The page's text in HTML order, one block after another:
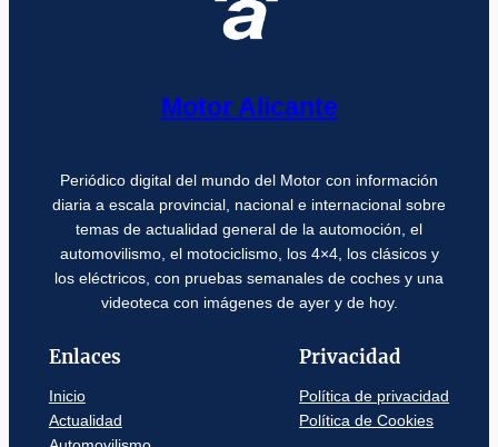
Motor Alicante
Periódico digital del mundo del Motor con información
diaria a escala provincial, nacional e internacional sobre
temas de actualidad general de la automoción, el
automovilismo, el motociclismo, los 4×4, los clásicos y
los eléctricos, con pruebas semanales de coches y una
videoteca con imágenes de ayer y de hoy.
Enlaces
Inicio
Actualidad
Privacidad
Política de privacidad
Política de Cookies